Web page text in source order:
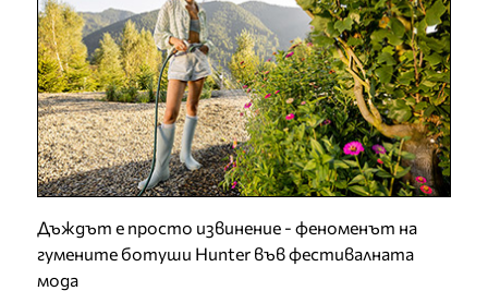
Дъждът е просто извинение - феноменът на
гумените ботуши Hunter във фестивалната
мода